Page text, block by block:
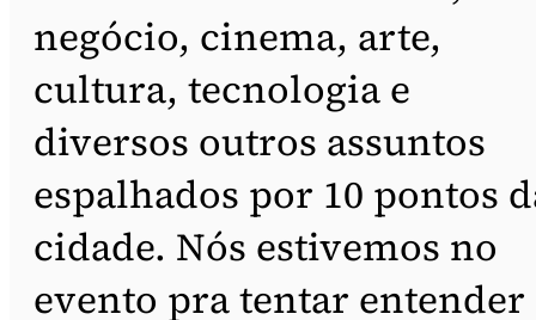
negócio, cinema, arte,
cultura, tecnologia e
diversos outros assuntos
espalhados por 10 pontos
cidade. Nós estivemos no
evento pra tentar entender